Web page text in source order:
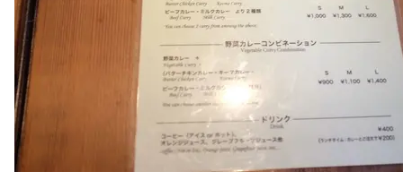
コンビ